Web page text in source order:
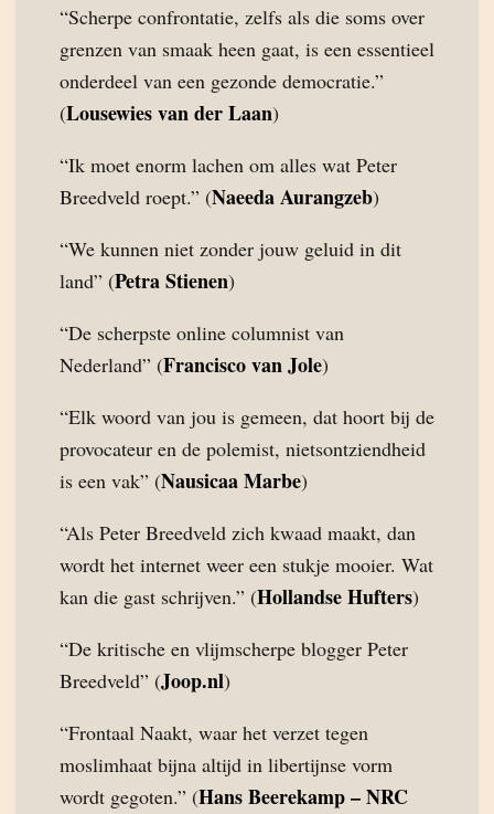
“Scherpe confrontatie, zelfs als die soms over
grenzen van smaak heen gaat, is een essentieel
onderdeel van een gezonde democratie.”
(Lousewies van der Laan)
“Ik moet enorm lachen om alles wat Peter
Breedveld roept.” (Naeeda Aurangzeb)
“We kunnen niet zonder jouw geluid in dit
land” (Petra Stienen)
“De scherpste online columnist van
Nederland” (Francisco van Jole)
“Elk woord van jou is gemeen, dat hoort bij de
provocateur en de polemist, nietsontziendheid
is een vak” (Nausicaa Marbe)
“Als Peter Breedveld zich kwaad maakt, dan
wordt het internet weer een stukje mooier. Wat
kan die gast schrijven.” (Hollandse Hufters)
“De kritische en vlijmscherpe blogger Peter
Breedveld” (Joop.nl)
“Frontaal Naakt, waar het verzet tegen
moslimhaat bijna altijd in libertijnse vorm
wordt gegoten.” (Hans Beerekamp – NRC